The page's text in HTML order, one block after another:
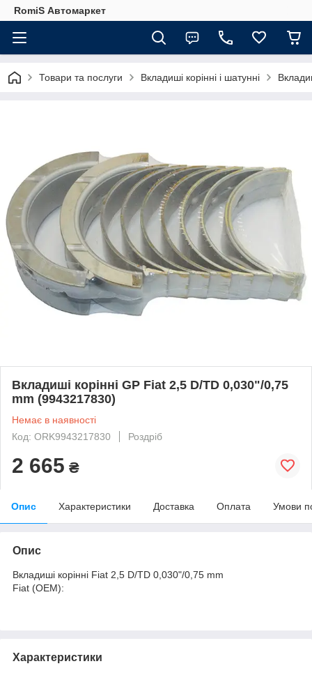
RomiS Автомаркет
Товари та послуги Вкладиші корінні і шатунні
Вкладиші корінні GP Fiat 2,5 D/TD 0,030"/0,75
mm (9943217830)
Немає в наявності
Код: ORK9943217830
Роздріб
2 665 ₴
Опис Характеристики Доставка Оплата Умови
Опис
Вкладиші корінні Fiat 2,5 D/TD 0,030"/0,75 mm
Fiat (OEM):
Характеристики